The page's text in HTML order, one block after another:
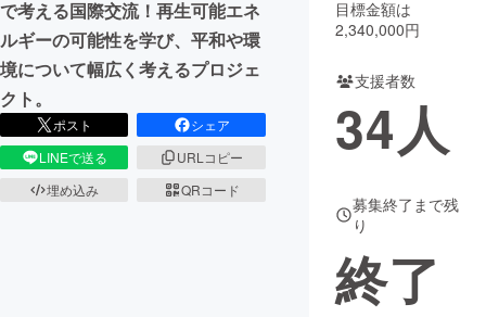
CAMPFIREふるさと納税machi-ya コミュニティ
で考える国際交流！再生可能エネ
ルギーの可能性を学び、平和や環
境について幅広く考えるプロジェ
クト。
ポスト
シェア
LINEで送る
URLコピー
埋め込み
QRコード
目標金額は
2,340,000円
支援者数
34人
募集終了まで残
り
終了